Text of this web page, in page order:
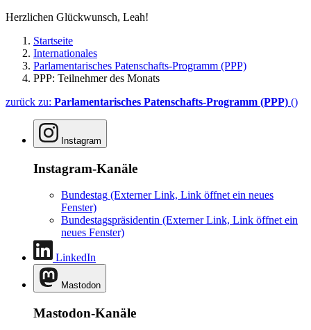
Herzlichen Glückwunsch, Leah!
Startseite
Internationales
Parlamentarisches Patenschafts-Programm (PPP)
PPP: Teilnehmer des Monats
zurück zu: Parlamentarisches Patenschafts-Programm (PPP) ()
Instagram
Instagram-Kanäle
Bundestag (Externer Link, Link öffnet ein neues
Fenster)
Bundestagspräsidentin (Externer Link, Link öffnet ein
neues Fenster)
LinkedIn
Mastodon
Mastodon-Kanäle